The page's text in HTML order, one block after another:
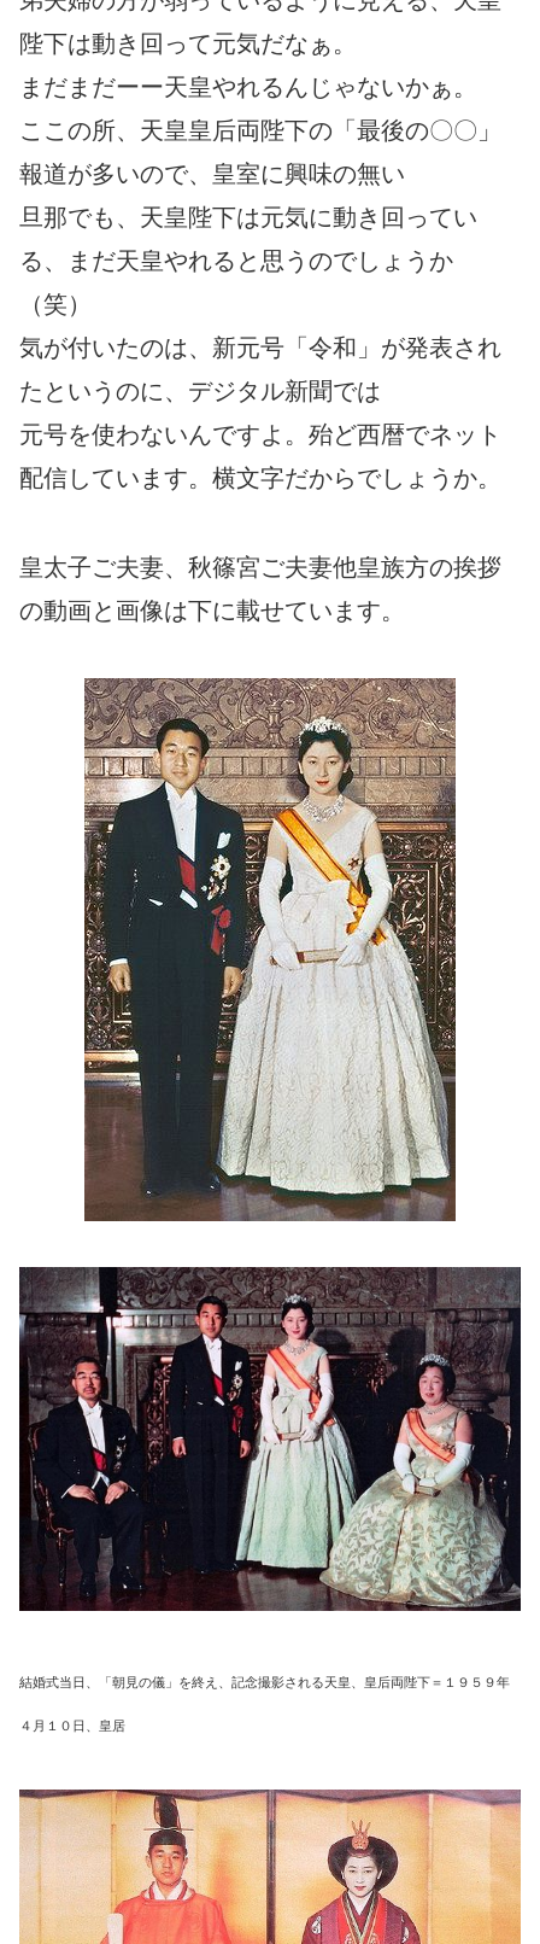
陛下は動き回って元気だなぁ。
まだまだーー天皇やれるんじゃないかぁ。
ここの所、天皇皇后両陛下の「最後の〇〇」
報道が多いので、皇室に興味の無い
旦那でも、天皇陛下は元気に動き回ってい
る、まだ天皇やれると思うのでしょうか
（笑）
気が付いたのは、新元号「令和」が発表され
たというのに、デジタル新聞では
元号を使わないんですよ。殆ど西暦でネット
配信しています。横文字だからでしょうか。
皇太子ご夫妻、秋篠宮ご夫妻他皇族方の挨拶
の動画と画像は下に載せています。
結婚式当日、「朝見の儀」を終え、記念撮影される天皇、皇后両陛下＝１９５９年
４月１０日、皇居